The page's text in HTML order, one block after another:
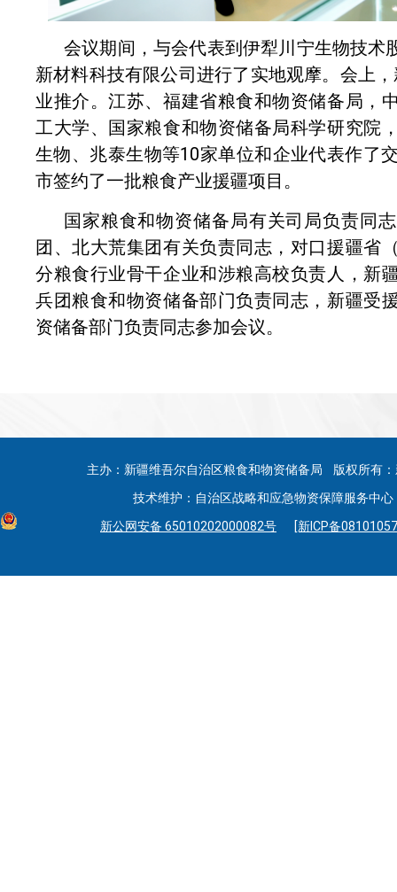
会议期间，与会代表到伊犁川宁生物技术
新材料科技有限公司进行了实地观摩。会上
业推介。江苏、福建省粮食和物资储备局，
工大学、国家粮食和物资储备局科学研究院
生物、兆泰生物等10家单位和企业代表作了
市签约了一批粮食产业援疆项目。
国家粮食和物资储备局有关司局负责同
团、北大荒集团有关负责同志，对口援疆省
分粮食行业骨干企业和涉粮高校负责人，新
兵团粮食和物资储备部门负责同志，新疆受
资储备部门负责同志参加会议。
主办：新疆维吾尔自治区粮食和物资储备局 版权所有
技术维护：自治区战略和应急物资保障服务中
新公网安备 65010202000082号
[新ICP备